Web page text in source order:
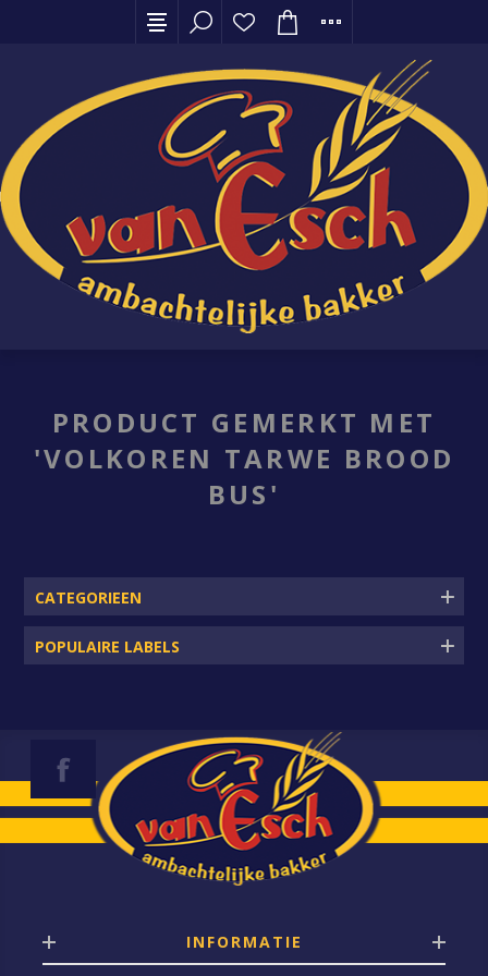
PRODUCT GEMERKT MET
'VOLKOREN TARWE BROOD
BUS'
CATEGORIEEN
POPULAIRE LABELS
INFORMATIE